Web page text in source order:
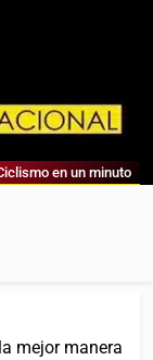
Análisis,
De Referencia.
en un minuto
mejor manera